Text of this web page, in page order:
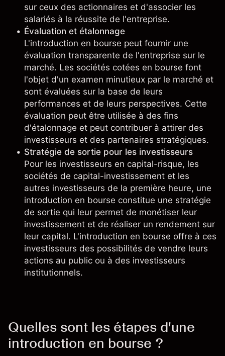
sur ceux des actionnaires et d'associer les
salariés à la réussite de l'entreprise.
Évaluation et étalonnage
L'introduction en bourse peut fournir une
évaluation transparente de l'entreprise sur le
marché. Les sociétés cotées en bourse font
l'objet d'un examen minutieux par le marché et
sont évaluées sur la base de leurs
performances et de leurs perspectives. Cette
évaluation peut être utilisée à des fins
d'étalonnage et peut contribuer à attirer des
investisseurs et des partenaires stratégiques.
Stratégie de sortie pour les investisseurs
Pour les investisseurs en capital-risque, les
sociétés de capital-investissement et les
autres investisseurs de la première heure, une
introduction en bourse constitue une stratégie
de sortie qui leur permet de monétiser leur
investissement et de réaliser un rendement sur
leur capital. L'introduction en bourse offre à ces
investisseurs des possibilités de vendre leurs
actions au public ou à des investisseurs
institutionnels.
Quelles sont les étapes d'une
introduction en bourse ?